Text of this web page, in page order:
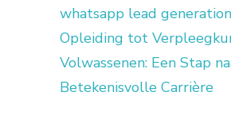
whatsapp lead
Opleiding tot
Volwassenen: Een Stap
Betekenisvolle Carrière